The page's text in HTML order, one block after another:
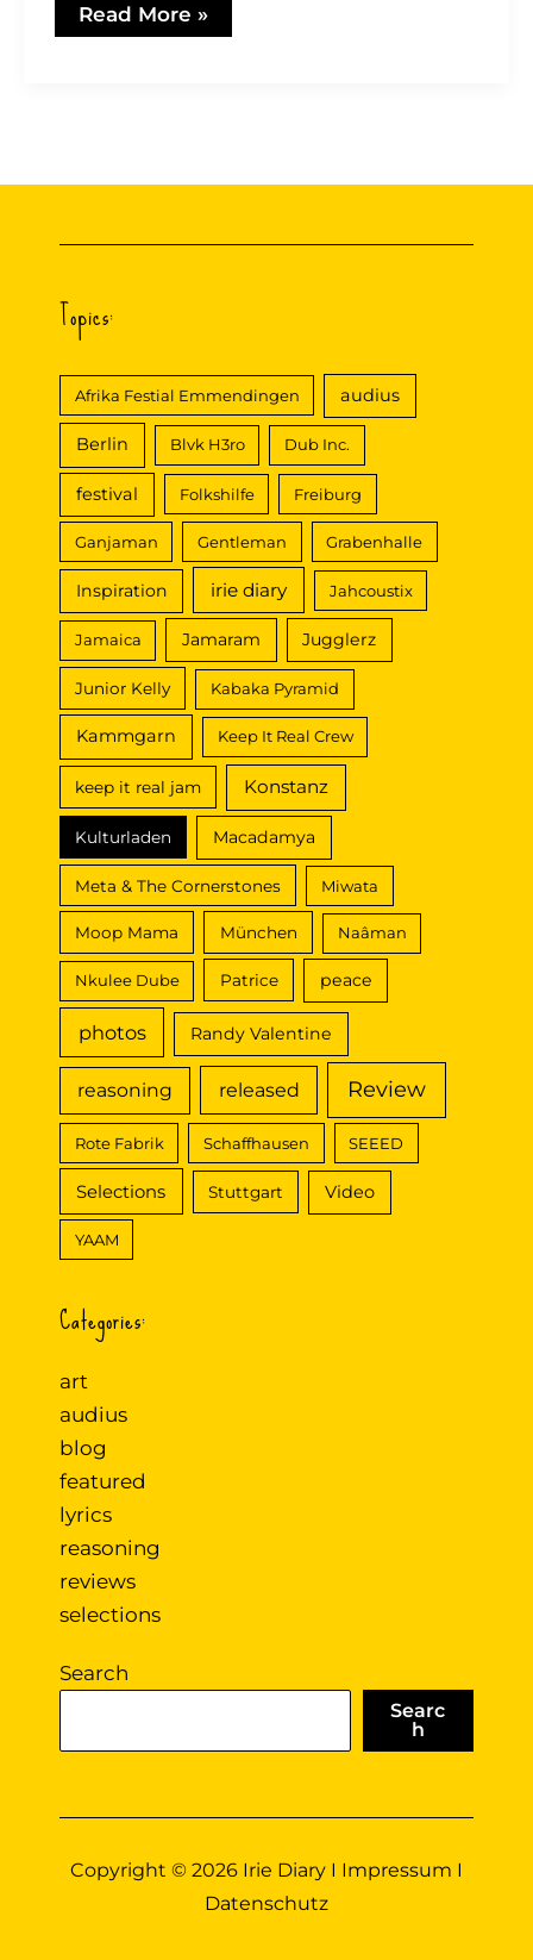
Jamaram
&
Read More »
Topics:
Afrika Festial Emmendingen audius
Berlin Blvk H3ro Dub Inc.
festival Folkshilfe Freiburg
Ganjaman Gentleman Grabenhalle
Inspiration irie diary Jahcoustix
Jamaica Jamaram Jugglerz
Junior Kelly Kabaka Pyramid
Kammgarn Keep It Real Crew
keep it real jam Konstanz
Kulturladen Macadamya
Meta & The Cornerstones Miwata
Moop Mama München Naâman
Nkulee Dube Patrice peace
photos Randy Valentine
reasoning released Review
Rote Fabrik Schaffhausen SEEED
Selections Stuttgart Video
YAAM
Categories:
art
audius
blog
featured
lyrics
reasoning
reviews
selections
Search
Searc
h
Copyright © 2026 Irie Diary I Impressum I
Datenschutz